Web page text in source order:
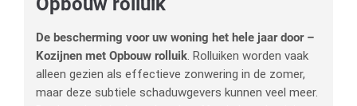
De bescherming voor uw woning het hele jaar door –
Kozijnen met Opbouw rolluik . Rolluiken worden vaak
alleen gezien als effectieve zonwering in de zomer,
maar deze subtiele schaduwgevers kunnen veel meer.